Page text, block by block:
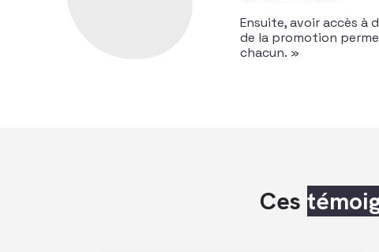
Ensuite, avoir accès à
de la promotion
chacun. »
Ces